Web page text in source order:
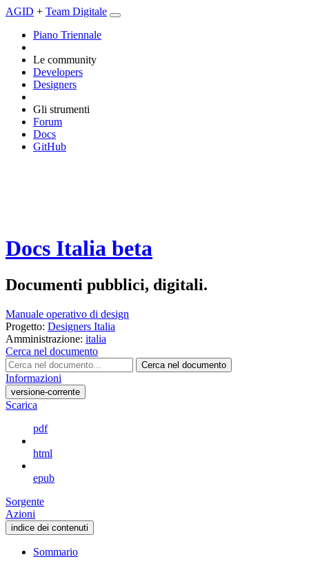
AGID + Team Digitale
Piano Triennale
Le community
Developers
Designers
Gli strumenti
Forum
Docs
GitHub
Docs Italia beta
Documenti pubblici, digitali.
Manuale operativo di design
Progetto: Designers Italia
Amministrazione: italia
Cerca nel documento
Cerca nel documento
Informazioni
versione-corrente
Scarica
pdf
html
epub
Sorgente
Azioni
indice dei contenuti
Sommario